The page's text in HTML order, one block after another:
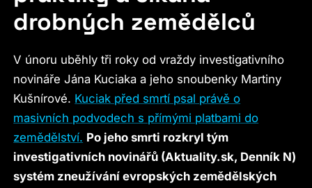
drobných zemědělců
V únoru uběhly tři roky od vraždy investigativního
novináře Jána Kuciaka a jeho snoubenky Martiny
Kušnírové. Kuciak před smrtí psal právě o
masivních podvodech s přímými platbami do
zemědělství. Po jeho smrti rozkryl tým
investigativních novinářů (Aktuality.sk, Denník N)
systém zneužívání evropských zemědělských